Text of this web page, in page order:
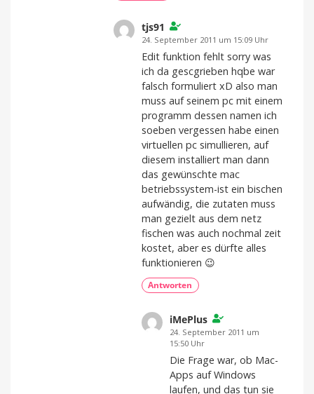
tjs91
24. September 2011 um 15:09 Uhr
Edit funktion fehlt sorry was
ich da gescgrieben hqbe war
falsch formuliert xD also man
muss auf seinem pc mit einem
programm dessen namen ich
soeben vergessen habe einen
virtuellen pc simullieren, auf
diesem installiert man dann
das gewünschte mac
betriebssystem-ist ein bischen
aufwändig, die zutaten muss
man gezielt aus dem netz
fischen was auch nochmal zeit
kostet, aber es dürfte alles
funktionieren 😉
Antworten
iMePlus
24. September 2011 um
15:50 Uhr
Die Frage war, ob Mac-
Apps auf Windows
laufen, und das tun sie